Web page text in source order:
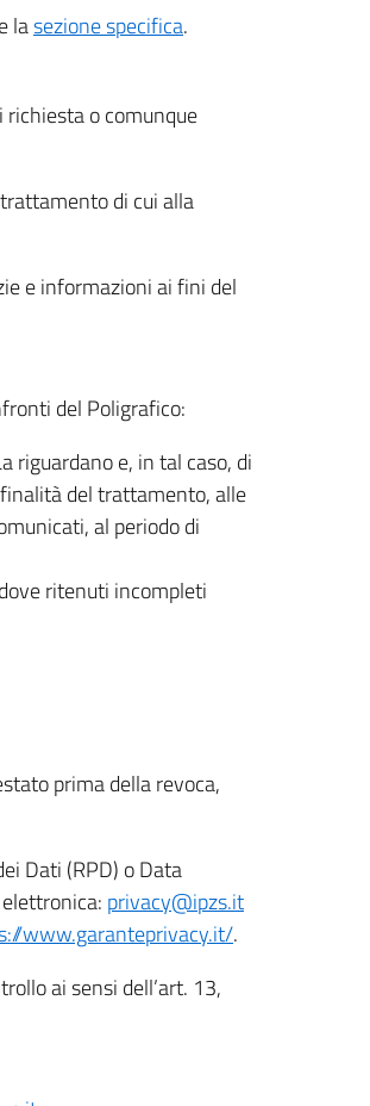
lasezione specifica.
o comunque
di cui alla
e informazioni ai fini del
del Poligrafico:
riguardano e, in tal caso, di
del trattamento, alle
al periodo di
ritenuti incompleti
prima della revoca,
Dati (RPD) o Data
privacy@ipzs.it
www.garanteprivacy.it/.
ai sensi dell’art. 13,